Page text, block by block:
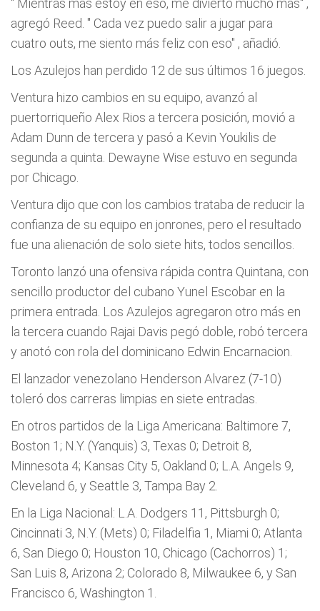
" Mientras más estoy en eso, me divierto mucho más" ,
agregó Reed. " Cada vez puedo salir a jugar para
cuatro outs, me siento más feliz con eso" , añadió.
Los Azulejos han perdido 12 de sus últimos 16 juegos.
Ventura hizo cambios en su equipo, avanzó al
puertorriqueño Alex Rios a tercera posición, movió a
Adam Dunn de tercera y pasó a Kevin Youkilis de
segunda a quinta. Dewayne Wise estuvo en segunda
por Chicago.
Ventura dijo que con los cambios trataba de reducir la
confianza de su equipo en jonrones, pero el resultado
fue una alienación de solo siete hits, todos sencillos.
Toronto lanzó una ofensiva rápida contra Quintana, con
sencillo productor del cubano Yunel Escobar en la
primera entrada. Los Azulejos agregaron otro más en
la tercera cuando Rajai Davis pegó doble, robó tercera
y anotó con rola del dominicano Edwin Encarnacion.
El lanzador venezolano Henderson Alvarez (7-10)
toleró dos carreras limpias en siete entradas.
En otros partidos de la Liga Americana: Baltimore 7,
Boston 1; N.Y. (Yanquis) 3, Texas 0; Detroit 8,
Minnesota 4; Kansas City 5, Oakland 0; L.A. Angels 9,
Cleveland 6, y Seattle 3, Tampa Bay 2.
En la Liga Nacional: L.A. Dodgers 11, Pittsburgh 0;
Cincinnati 3, N.Y. (Mets) 0; Filadelfia 1, Miami 0; Atlanta
6, San Diego 0; Houston 10, Chicago (Cachorros) 1;
San Luis 8, Arizona 2; Colorado 8, Milwaukee 6, y San
Francisco 6, Washington 1.